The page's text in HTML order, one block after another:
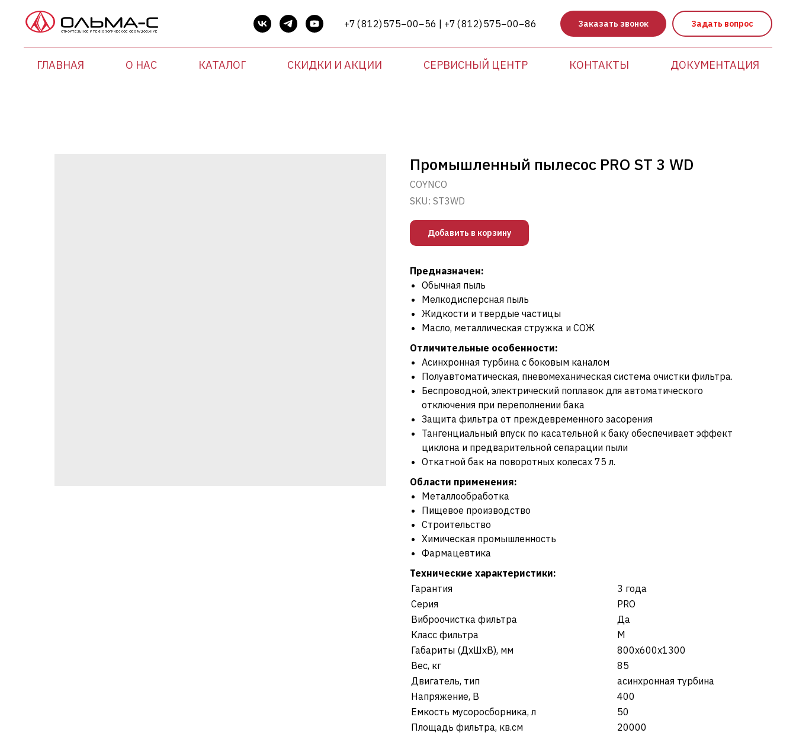
+7 ( 812) 575−00−56 | +7 ( 812) 575−00−86 Заказать звонок Задать вопрос
ГЛАВНАЯ О НАС КАТАЛОГ СКИДКИ И АКЦИИ СЕРВИСНЫЙ ЦЕНТР КОНТАКТЫ ДОКУМЕНТАЦИЯ
Промышленный пылесос PRO ST 3 WD
COYNCO
SKU: ST3WD
Добавить в корзину
Предназначен:
Обычная пыль
Мелкодисперсная пыль
Жидкости и твердые частицы
Масло, металлическая стружка и СОЖ
Отличительные особенности:
Асинхронная турбина с боковым каналом
Полуавтоматическая, пневомеханическая система очистки фильтра.
Беспроводной, электрический поплавок для автоматического
отключения при переполнении бака
Защита фильтра от преждевременного засорения
Тангенциальный впуск по касательной к баку обеспечивает эффект
циклона и предварительной сепарации пыли
Откатной бак на поворотных колесах 75 л.
Области применения:
Металлообработка
Пищевое производство
Строительство
Химическая промышленность
Фармацевтика
Технические характеристики:
Гарантия
3 года
Серия
PRO
Виброочистка фильтра
Да
Класс фильтра
M
Габариты (ДхШхВ), мм
800х600х1300
Вес, кг
85
Двигатель, тип
асинхронная турбина
Напряжение, В
400
Емкость мусоросборника, л
50
Площадь фильтра, кв.см
20000